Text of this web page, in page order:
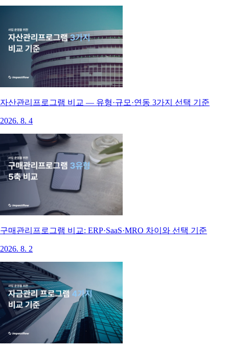
자산관리프로그램 비교 — 유형·규모·연동 3가지 선택 기준
2026. 8. 4
구매관리프로그램 비교: ERP·SaaS·MRO 차이와 선택 기준
2026. 8. 2